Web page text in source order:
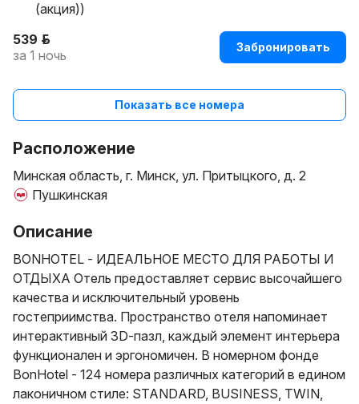
(акция))
539 р.
за 1 ночь
Забронировать
Показать все номера
Расположение
Минская область, г. Минск, ул. Притыцкого, д. 2
Пушкинская
Описание
BONHOTEL - ИДЕАЛЬНОЕ МЕСТО ДЛЯ РАБОТЫ И
ОТДЫХА Отель предоставляет сервис высочайшего
качества и исключительный уровень
гостеприимства. Пространство отеля напоминает
интерактивный 3D-пазл, каждый элемент интерьера
функционален и эргономичен. В номерном фонде
BonHotel - 124 номера различных категорий в едином
лаконичном стиле: STANDARD, BUSINESS, TWIN,